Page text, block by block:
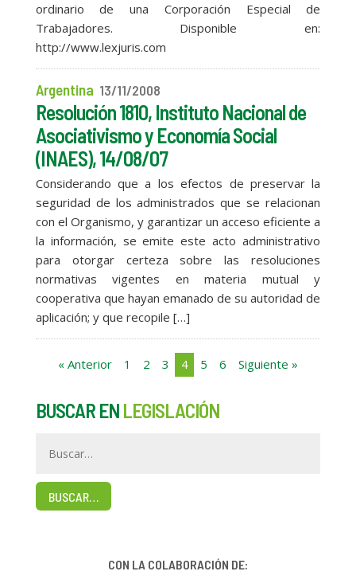
ordinario de una Corporación Especial de
Trabajadores. Disponible en:
http://www.lexjuris.com
Argentina 13/11/2008
Resolución 1810, Instituto Nacional de
Asociativismo y Economía Social
(INAES), 14/08/07
Considerando que a los efectos de preservar la
seguridad de los administrados que se relacionan
con el Organismo, y garantizar un acceso eficiente a
la información, se emite este acto administrativo
para otorgar certeza sobre las resoluciones
normativas vigentes en materia mutual y
cooperativa que hayan emanado de su autoridad de
aplicación; y que recopile […]
« Anterior 1 2 3 4 5 6 Siguiente »
BUSCAR EN LEGISLACIÓN
BUSCAR…
CON LA COLABORACIÓN DE: